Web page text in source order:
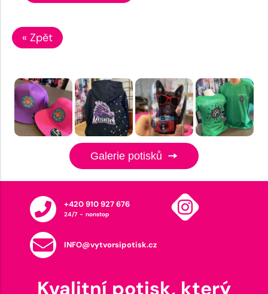
« Zpět
Galerie potisků
+420 910 927 676
24/7 - nonstop
INFO@vytvorsipotisk.cz
Kvalitní potisk, který